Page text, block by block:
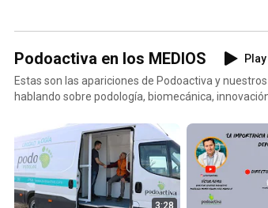
Podoactiva en los MEDIOS
Play
Estas son las apariciones de Podoactiva y
hablando sobre podología, biomecánica,